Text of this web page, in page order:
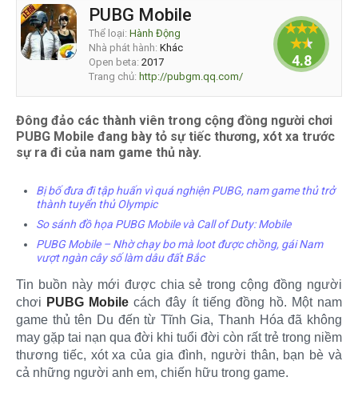
PUBG Mobile
Thể loại: Hành Động
Nhà phát hành: Khác
Open beta: 2017
Trang chủ: http://pubgm.qq.com/
4.8
Đông đảo các thành viên trong cộng đồng người chơi
PUBG Mobile đang bày tỏ sự tiếc thương, xót xa trước
sự ra đi của nam game thủ này.
Bị bố đưa đi tập huấn vì quá nghiện PUBG, nam game thủ trở
thành tuyển thủ Olympic
So sánh đồ họa PUBG Mobile và Call of Duty: Mobile
PUBG Mobile – Nhờ chạy bo mà loot được chồng, gái Nam
vượt ngàn cây số làm dâu đất Bắc
Tin buồn này mới được chia sẻ trong cộng đồng người
chơi PUBG Mobile cách đây ít tiếng đồng hồ. Một nam
game thủ tên Du đến từ Tĩnh Gia, Thanh Hóa đã không
may gặp tai nạn qua đời khi tuổi đời còn rất trẻ trong niềm
thương tiếc, xót xa của gia đình, người thân, bạn bè và
cả những người anh em, chiến hữu trong game.